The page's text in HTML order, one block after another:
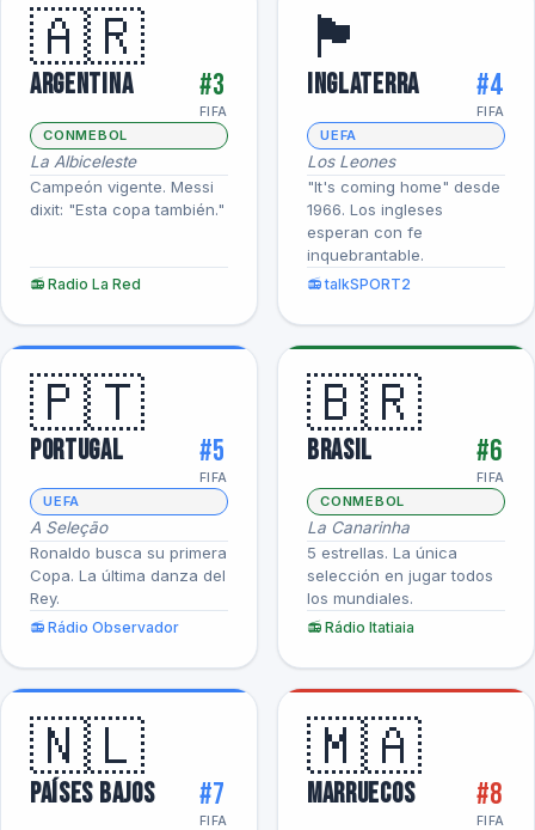
🇦🇷
Argentina #3
FIFA
CONMEBOL
La Albiceleste
Campeón vigente. Messi
dixit: "Esta copa también."
📻 Radio La Red
🏴󠁧󠁢󠁥󠁮󠁧󠁿
Inglaterra #4
FIFA
UEFA
Los Leones
"It's coming home" desde
1966. Los ingleses
esperan con fe
inquebrantable.
📻 talkSPORT2
🇵🇹
Portugal #5
FIFA
UEFA
A Seleção
Ronaldo busca su primera
Copa. La última danza del
Rey.
📻 Rádio Observador
🇧🇷
Brasil #6
FIFA
CONMEBOL
La Canarinha
5 estrellas. La única
selección en jugar todos
los mundiales.
📻 Rádio Itatiaia
🇳🇱
Países Bajos #7
FIFA
🇲🇦
Marruecos #8
FIFA